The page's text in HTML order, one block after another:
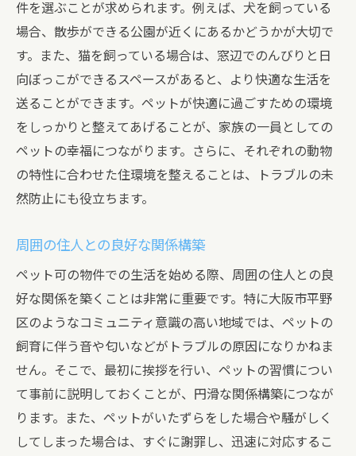
件を選ぶことが求められます。例えば、犬を飼っている
場合、散歩ができる公園が近くにあるかどうかが大切で
す。また、猫を飼っている場合は、窓辺でのんびりと日
向ぼっこができるスペースがあると、より快適な生活を
送ることができます。ペットが快適に過ごすための環境
をしっかりと整えてあげることが、家族の一員としての
ペットの幸福につながります。さらに、それぞれの動物
の特性に合わせた住環境を整えることは、トラブルの未
然防止にも役立ちます。
周囲の住人との良好な関係構築
ペット可の物件での生活を始める際、周囲の住人との良
好な関係を築くことは非常に重要です。特に大阪市平野
区のようなコミュニティ意識の高い地域では、ペットの
飼育に伴う音や匂いなどがトラブルの原因になりかねま
せん。そこで、最初に挨拶を行い、ペットの習慣につい
て事前に説明しておくことが、円滑な関係構築につなが
ります。また、ペットがいたずらをした場合や騒がしく
してしまった場合は、すぐに謝罪し、迅速に対応するこ